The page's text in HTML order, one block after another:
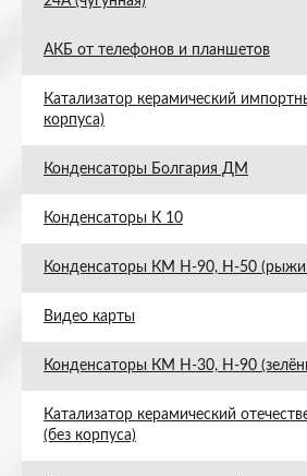
АКБ от телефонов и планшетов
Катализатор керамический
корпуса)
Конденсаторы Болгария ДМ
Конденсаторы К 10
Конденсаторы КМ Н-90, Н-50
Видео карты
Конденсаторы КМ Н-30, Н-90
Катализатор керамический
(без корпуса)